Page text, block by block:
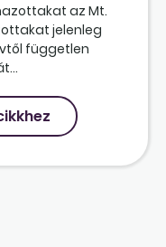
az Mt.
jelenleg
független